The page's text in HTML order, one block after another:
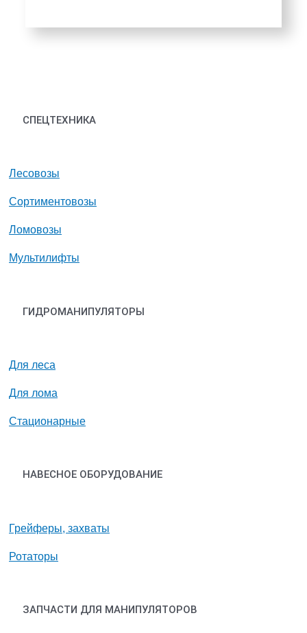
СПЕЦТЕХНИКА
Лесовозы
Сортиментовозы
Ломовозы
Мультилифты
ГИДРОМАНИПУЛЯТОРЫ
Для леса
Для лома
Стационарные
НАВЕСНОЕ ОБОРУДОВАНИЕ
Грейферы, захваты
Ротаторы
ЗАПЧАСТИ ДЛЯ МАНИПУЛЯТОРОВ